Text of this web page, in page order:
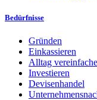
Bedürfnisse
Gründen
Einkassieren
Alltag
Investieren
Devisenhandel